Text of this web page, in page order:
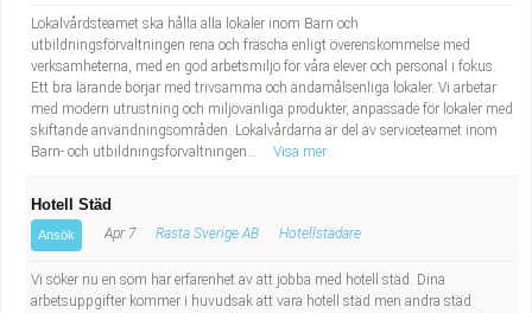
Lokalvårdsteamet ska hålla alla lokaler inom Barn och
utbildningsförvaltningen rena och fräscha enligt överenskommelse med
verksamheterna, med en god arbetsmiljö för våra elever och personal i fokus.
Ett bra lärande börjar med trivsamma och ändamålsenliga lokaler. Vi arbetar
med modern utrustning och miljövänliga produkter, anpassade för lokaler med
skiftande användningsområden. Lokalvårdarna är del av serviceteamet inom
Barn- och utbildningsförvaltningen...
Visa mer
Hotell Städ
Ansök Apr 7 Rasta Sverige AB Hotellstädare
Vi söker nu en som har erfarenhet av att jobba med hotell städ. Dina
arbetsuppgifter kommer i huvudsak att vara hotell städ men andra städ